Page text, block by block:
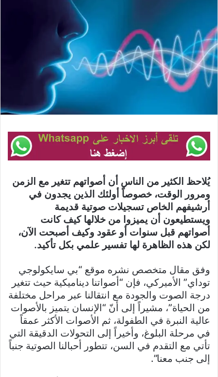
يُلاحظ الكثير من الناس أن أصواتهم تتغير مع الزمن
ومرور الوقت، خصوصاً أولئك الذين يجدون في
أرشيفهم الخاص تسجيلات صوتية قديمة
ويستطيعون أن يميزوا من خلالها كيف كانت
أصواتهم قبل سنوات أو عقود وكيف أصبحت الآن،
لكن هذه الظاهرة لها تفسير علمي بكل تأكيد.
وفق مقال متخصص نشره موقع “بي سايكولوجي
توداي” الأميركي، فإن “أصواتنا ديناميكية حيث تتغير
درجة الصوت والجودة مع انتقالنا عبر مراحل مختلفة
من الحياة”، مشيراً إلى أنّ “الإنسان يتميز بالأصوات
عالية النبرة في الطفولة، ثم الأصوات الأكثر عمقاً
في مرحلة البلوغ، وأخيراً إلى التحولات الدقيقة التي
تأتي مع التقدم في السن، تتطور أحبالنا الصوتية جنباً
إلى جنب معنا”.